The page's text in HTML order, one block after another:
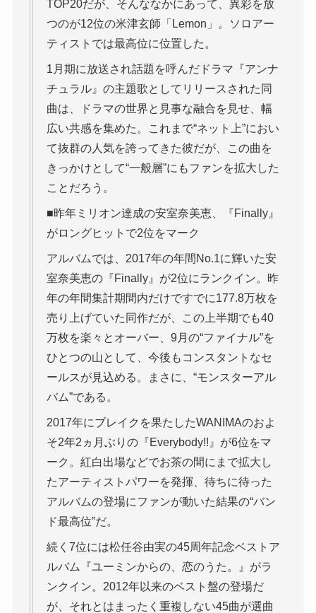
TOP20だが、そんななかにあって、異彩を放
つのが12位の米津玄師「Lemon」。ソロアー
ティストでは最高位に位置した。
1月期に放送され話題を呼んだドラマ『アンナ
チュラル』の主題歌としてリリースされた同
曲は、ドラマの世界と見事な融合を見せ、幅
広い共感を集めた。これまで“ネット上”におい
て抜群の人気を誇ってきた彼だが、この曲を
きっかけとして“一般層”にもファンを拡大した
ことだろう。
■昨年ミリオン達成の安室奈美恵、『Finally』
がロングヒットで2位をマーク
アルバムでは、2017年の年間No.1に輝いた安
室奈美恵の『Finally』が2位にランクイン。昨
年の年間集計期間内だけですでに177.8万枚を
売り上げていた同作だが、この上半期でも40
万枚を楽々とオーバー、9月の“ファイナル”を
ひとつの山として、今後もコンスタントなセ
ールスが見込める。まさに、“モンスターアル
バム”である。
2017年にブレイクを果たしたWANIMAのおよ
そ2年2ヵ月ぶりの『Everybody!!』が6位をマ
ーク。紅白出場などでお茶の間にまで拡大し
たアーティストパワーを発揮、待ちに待った
アルバムの登場にファンが動いた結果の“バン
ド最高位”だ。
続く7位には松任谷由実の45周年記念ベストア
ルバム『ユーミンからの、恋のうた。』がラ
ンクイン。2012年以来のベスト盤の登場だ
が、それとはまったく重複しない45曲が選曲